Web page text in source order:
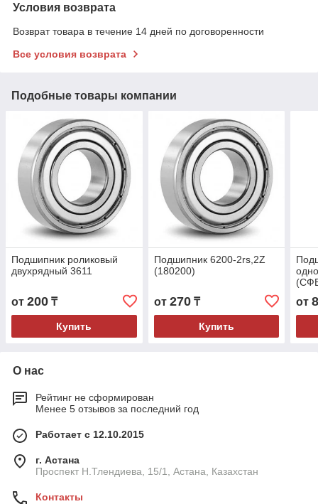
Условия возврата
Возврат товара в течение 14 дней по договоренности
Все условия возврата
Подобные товары компании
Подшипник роликовый
двухрядный 3611
от 200 ₸
Купить
Подшипник 6200-2rs,2Z
(180200)
от 270₸
Купить
от
О нас
Рейтинг не сформирован
Менее 5 отзывов за последний год
Работает с 12.10.2015
г. Астана
Проспект Н.Тлендиева, 15/1, Астана, Казахстан
Контакты